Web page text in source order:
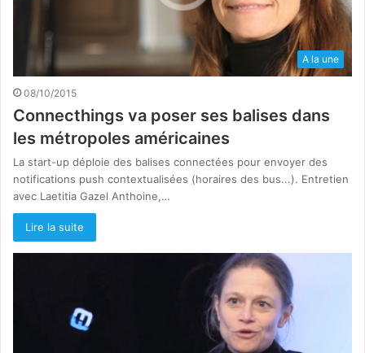
A la une
08/10/2015
Connecthings va poser ses balises dans
les métropoles américaines
La start-up déploie des balises connectées pour envoyer des
notifications push contextualisées (horaires des bus...). Entretien
avec Laetitia Gazel Anthoine,…
Lire la suite